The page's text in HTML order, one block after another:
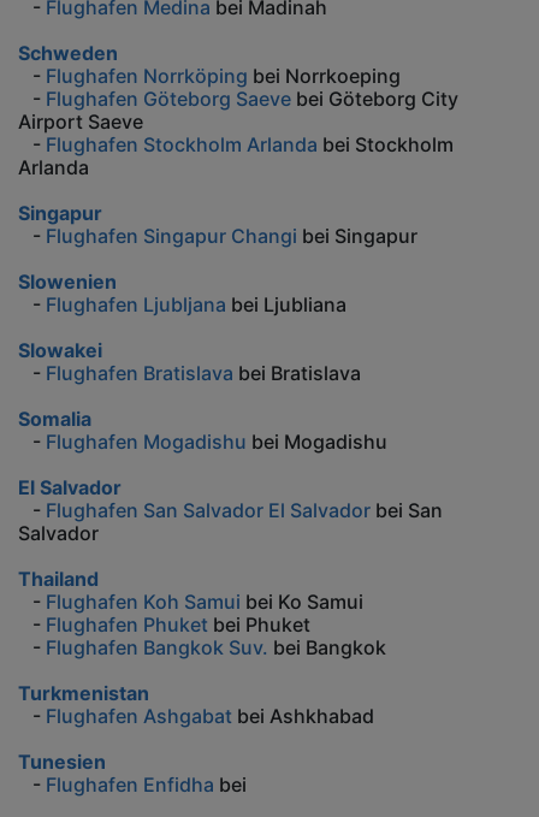
- Flughafen Medina bei Madinah
Schweden
- Flughafen Norrköping bei Norrkoeping
- Flughafen Göteborg Saeve bei Göteborg City
Airport Saeve
- Flughafen Stockholm Arlanda bei Stockholm
Arlanda
Singapur
- Flughafen Singapur Changi bei Singapur
Slowenien
- Flughafen Ljubljana bei Ljubliana
Slowakei
- Flughafen Bratislava bei Bratislava
Somalia
- Flughafen Mogadishu bei Mogadishu
El Salvador
- Flughafen San Salvador El Salvador bei San
Salvador
Thailand
- Flughafen Koh Samui bei Ko Samui
- Flughafen Phuket bei Phuket
- Flughafen Bangkok Suv. bei Bangkok
Turkmenistan
- Flughafen Ashgabat bei Ashkhabad
Tunesien
- Flughafen Enfidha bei